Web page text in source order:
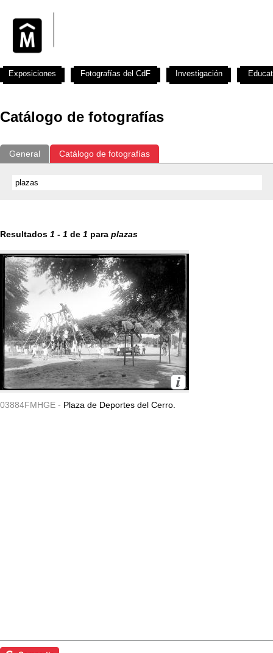
Catálogo de fotografías
General Catálogo de fotografías
Resultados 1 - 1 de 1 para plazas
03884FMHGE - Plaza de Deportes del Cerro.
Exposiciones Fotografías del CdF Investigación